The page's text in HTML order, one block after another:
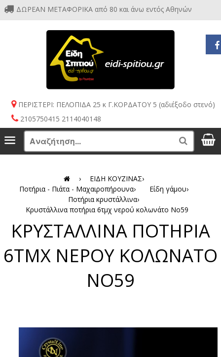
ΔΩΡΕΑΝ ΜΕΤΑΦΟΡΙΚΑ από 80 και άνω εντός Αθηνών
ΠΕΡΙΣΤΕΡΙ: ΠΕΛΟΠΙΔΑ 25 κ Γ.ΚΟΡΔΑΤΟΥ 5 (αδιέξοδο στενό)
2105750415 2114040148
Menu Search
› ΕΙΔΗ ΚΟΥΖΙΝΑΣ›
Ποτήρια - Πιάτα - Μαχαιροπήρουνα› Είδη γάμου›
Ποτήρια κρυστάλλινα›
Κρυστάλλινα ποτήρια 6τμχ νερού κολωνάτο No59
ΚΡΥΣΤΑΛΛΙΝΑ ΠΟΤΗΡΙΑ
6ΤΜΧ ΝΕΡΟΥ ΚΟΛΩΝΑΤΟ
NO59